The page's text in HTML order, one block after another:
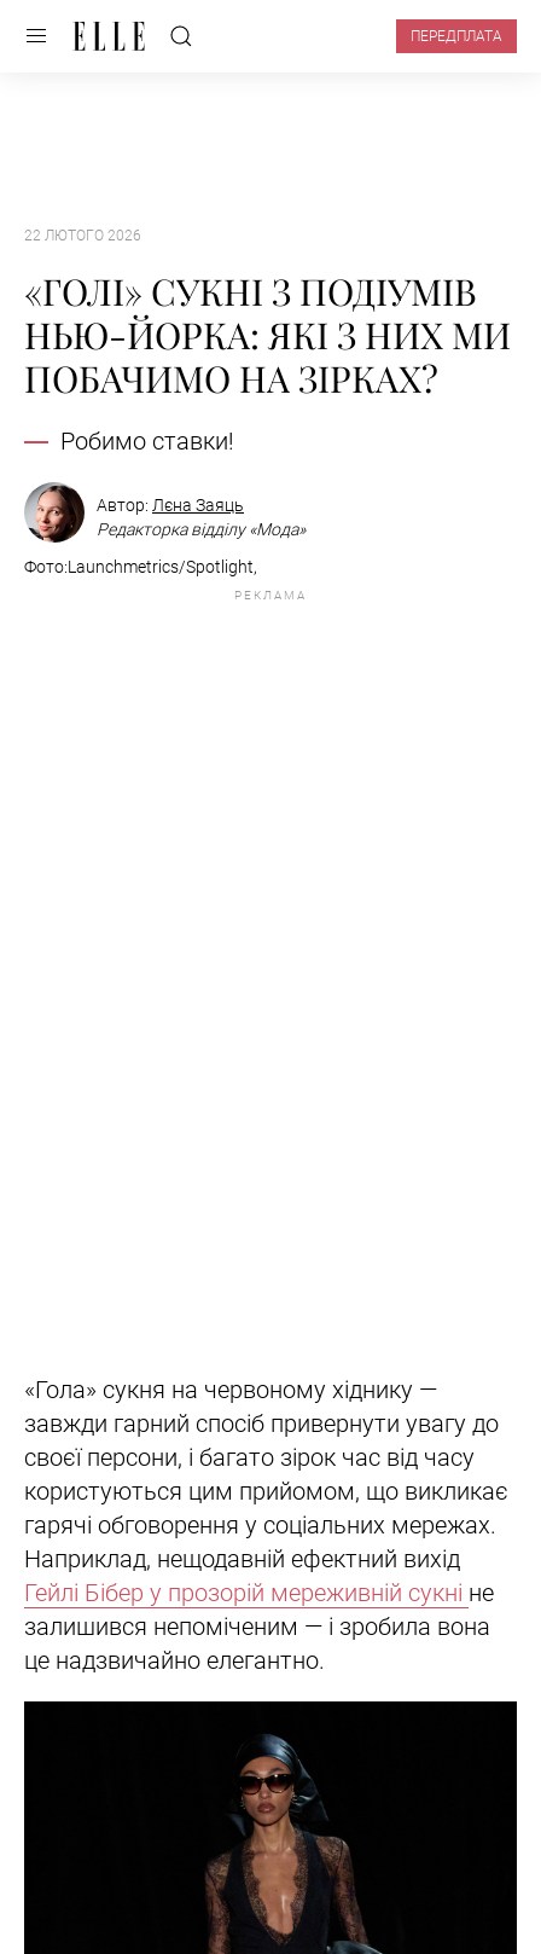
ПЕРЕДПЛАТА
22 ЛЮТОГО 2026
«ГОЛІ» СУКНІ З ПОДІУМІВ
НЬЮ-ЙОРКА: ЯКІ З НИХ МИ
ПОБАЧИМО НА ЗІРКАХ?
Робимо ставки!
Автор: Лєна Заяць
Редакторка відділу «Мода»
Фото:Launchmetrics/Spotlight,
РЕКЛАМА
«Гола» сукня на червоному хіднику —
завжди гарний спосіб привернути увагу до
своєї персони, і багато зірок час від часу
користуються цим прийомом, що викликає
гарячі обговорення у соціальних мережах.
Наприклад, нещодавній ефектний вихід
Гейлі Бібер у прозорій мереживній сукні не
залишився непоміченим — і зробила вона
це надзвичайно елегантно.